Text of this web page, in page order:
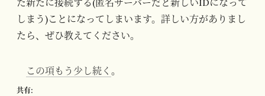
た新たに接続する(匿名サーバーだと新しいIDになって
しまう)ことになってしまいます。詳しい方がありまし
たら、ぜひ教えてください。
この項もう少し続く 。
共有: